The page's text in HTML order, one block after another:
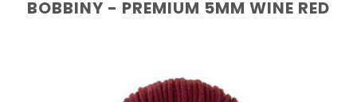
BOBBINY - PREMIUM 5MM WINE RED